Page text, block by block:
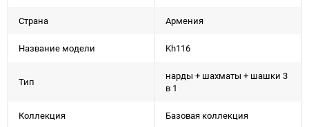
Страна Армения
Название модели Kh116
Тип
нарды + шахматы + шашки 3
в 1
Коллекция Базовая коллекция